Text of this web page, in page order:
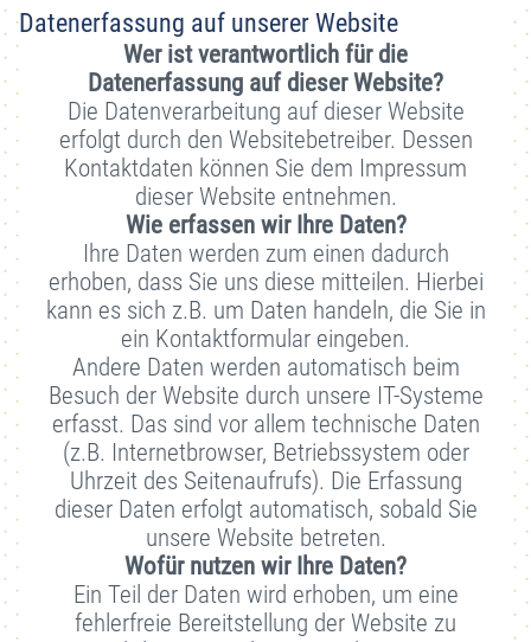
Datenerfassung auf unserer Website
Wer ist verantwortlich für die
Datenerfassung auf dieser Website?
Die Datenverarbeitung auf dieser Website
erfolgt durch den Websitebetreiber. Dessen
Kontaktdaten können Sie dem Impressum
dieser Website entnehmen.
Wie erfassen wir Ihre Daten?
Ihre Daten werden zum einen dadurch
erhoben, dass Sie uns diese mitteilen. Hierbei
kann es sich z.B. um Daten handeln, die Sie in
ein Kontaktformular eingeben.
Andere Daten werden automatisch beim
Besuch der Website durch unsere IT-Systeme
erfasst. Das sind vor allem technische Daten
(z.B. Internetbrowser, Betriebssystem oder
Uhrzeit des Seitenaufrufs). Die Erfassung
dieser Daten erfolgt automatisch, sobald Sie
unsere Website betreten.
Wofür nutzen wir Ihre Daten?
Ein Teil der Daten wird erhoben, um eine
fehlerfreie Bereitstellung der Website zu